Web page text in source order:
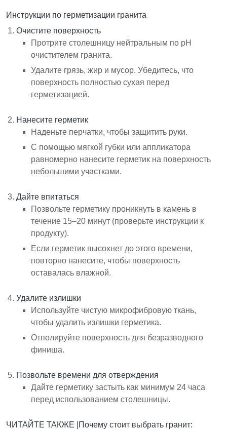
Инструкции по герметизации гранита
Очистите поверхность
Протрите столешницу нейтральным по pH
очистителем гранита.
Удалите грязь, жир и мусор. Убедитесь, что
поверхность полностью сухая перед
герметизацией.
Нанесите герметик
Наденьте перчатки, чтобы защитить руки.
С помощью мягкой губки или аппликатора
равномерно нанесите герметик на поверхность
небольшими участками.
Дайте впитаться
Позвольте герметику проникнуть в камень в
течение 15–20 минут (проверьте инструкции к
продукту).
Если герметик высохнет до этого времени,
повторно нанесите, чтобы поверхность
оставалась влажной.
Удалите излишки
Используйте чистую микрофибровую ткань,
чтобы удалить излишки герметика.
Отполируйте поверхность для безразводного
финиша.
Позвольте времени для отверждения
Дайте герметику застыть как минимум 24 часа
перед использованием столешницы.
ЧИТАЙТЕ ТАКЖЕ |
Почему стоит выбрать гранит: